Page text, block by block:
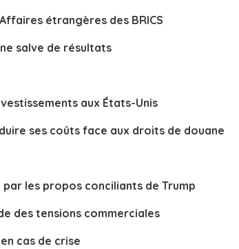
étrangères des BRICS
salve de résultats
aux États-Unis
ses coûts face aux droits de douane
les propos conciliants de Trump
des tensions commerciales
cas de crise